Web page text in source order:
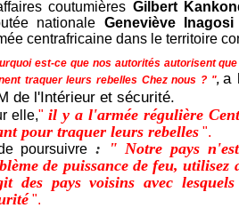
coutumières Gilbert
nationale Geneviève
centrafricaine dans le territoire
est-ce que nos autorités autorisent
traquer leurs rebelles Chez nous ? ",a
de l'Intérieur et sécurité.
elle," il y a l'armée régulière
pour traquer leurs rebelles ".
poursuivre:
" Notre pays
de puissance de feu,
des pays voisins avec
".